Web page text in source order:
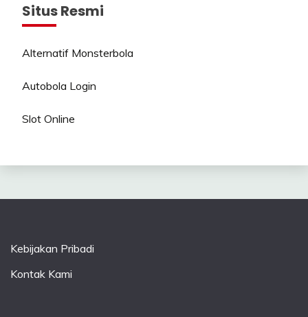
Situs Resmi
Alternatif Monsterbola
Autobola Login
Slot Online
Kebijakan Pribadi
Kontak Kami